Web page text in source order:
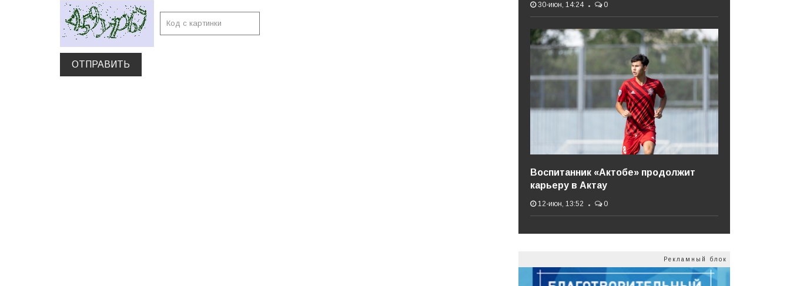
ОТПРАВИТЬ
30-июн, 14:24 0
Воспитанник «Актобе» продолжит
карьеру в Актау
12-июн, 13:52 0
Рекламный блок